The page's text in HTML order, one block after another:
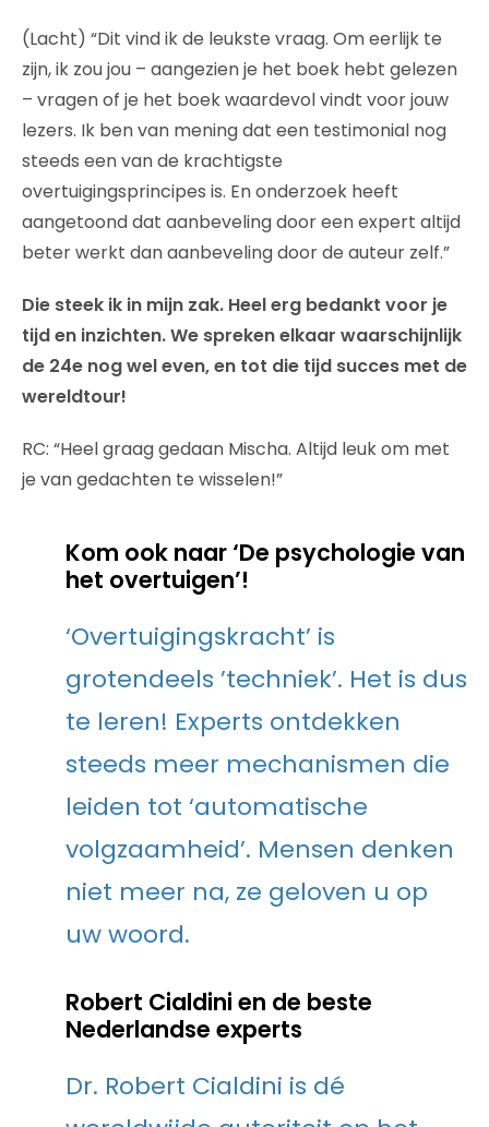
(Lacht) “Dit vind ik de leukste vraag. Om eerlijk te
zijn, ik zou jou – aangezien je het boek hebt gelezen
– vragen of je het boek waardevol vindt voor jouw
lezers. Ik ben van mening dat een testimonial nog
steeds een van de krachtigste
overtuigingsprincipes is. En onderzoek heeft
aangetoond dat aanbeveling door een expert altijd
beter werkt dan aanbeveling door de auteur zelf.”
Die steek ik in mijn zak. Heel erg bedankt voor je
tijd en inzichten. We spreken elkaar waarschijnlijk
de 24e nog wel even, en tot die tijd succes met de
wereldtour!
RC: “Heel graag gedaan Mischa. Altijd leuk om met
je van gedachten te wisselen!”
Kom ook naar ‘De psychologie van
het overtuigen’!
‘Overtuigingskracht’ is
grotendeels ’techniek’. Het is dus
te leren! Experts ontdekken
steeds meer mechanismen die
leiden tot ‘automatische
volgzaamheid’. Mensen denken
niet meer na, ze geloven u op
uw woord.
Robert Cialdini en de beste
Nederlandse experts
Dr. Robert Cialdini is dé